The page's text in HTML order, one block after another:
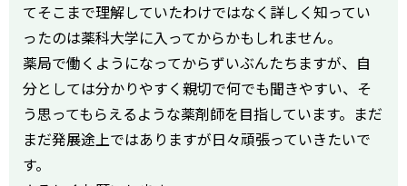
てそこまで理解していたわけではなく詳しく知ってい
ったのは薬科大学に入ってからかもしれません。
薬局で働くようになってからずいぶんたちますが、自
分としては分かりやすく親切で何でも聞きやすい、そ
う思ってもらえるような薬剤師を目指しています。まだ
まだ発展途上ではありますが日々頑張っていきたいで
す。